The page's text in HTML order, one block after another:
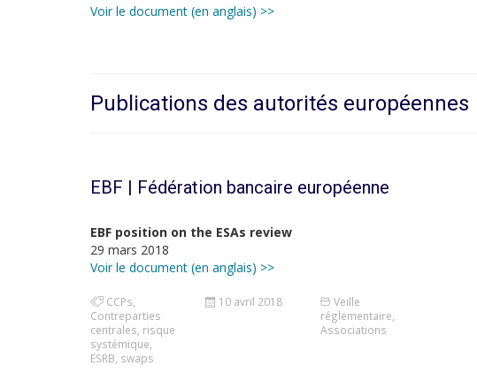
Voir le document (en anglais) >>
Publications des autorités européennes
EBF | Fédération bancaire européenne
EBF position on the ESAs review
29 mars 2018
Voir le document (en anglais) >>
CCPs
Contreparties
centrales risque
systémique
ESRB swaps
10 avril 2018
Veille
réglementaire
Associations